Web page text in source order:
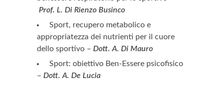
Prof. L. Di Rienzo Businco
Sport, recupero metabolico e
appropriatezza dei nutrienti per il cuore
dello sportivo – Dott. A. Di Mauro
Sport: obiettivo Ben-Essere psicofisico
– Dott. A. De Lucia